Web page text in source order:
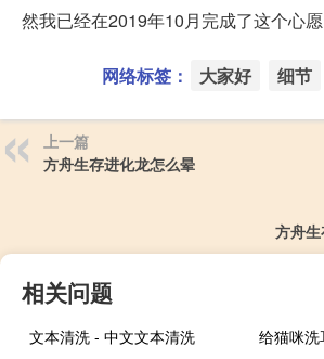
然我已经在2019年10月完成了这个心愿,
网络标签： 大家好 细节
上一篇
方舟生存进化龙怎么晕
方舟
相关问题
文本清洗 - 中文文本清洗